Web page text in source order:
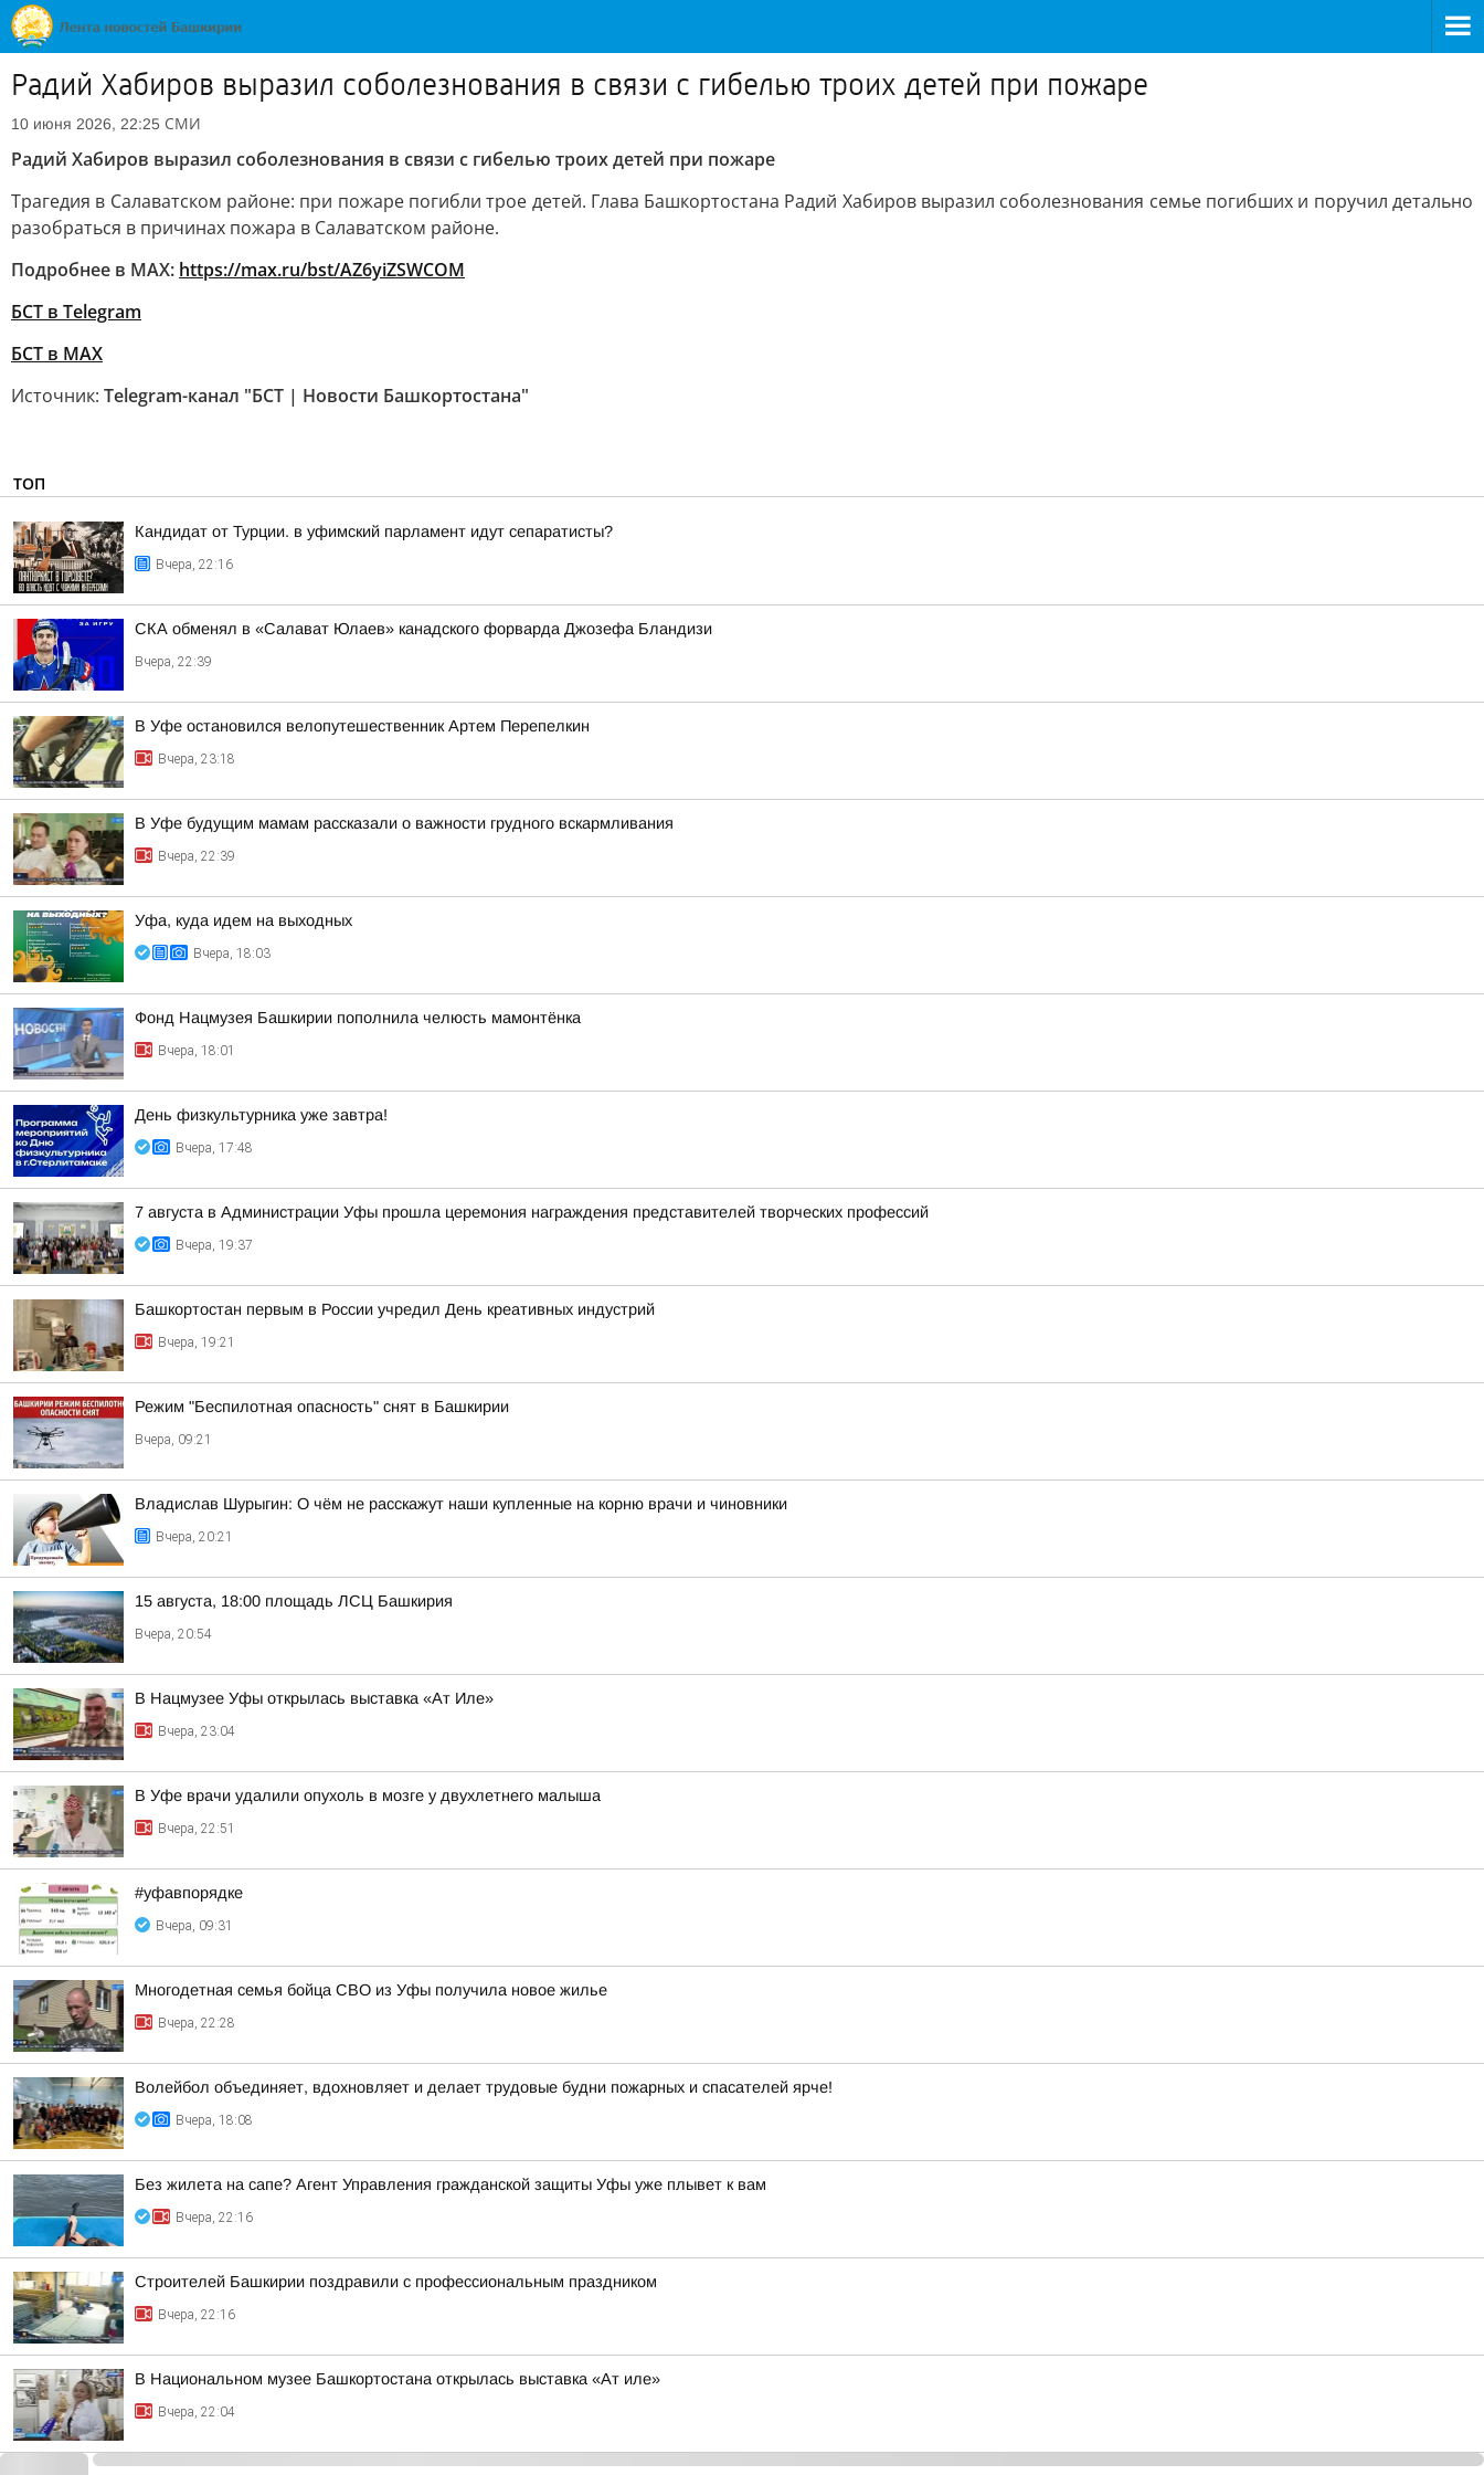
Радий Хабиров выразил соболезнования в связи с гибелью троих детей при пожаре
10 июня 2026, 22:25 СМИ
Радий Хабиров выразил соболезнования в связи с гибелью троих детей при пожаре
Трагедия в Салаватском районе: при пожаре погибли трое детей. Глава Башкортостана Радий Хабиров выразил соболезнования семье погибших и поручил детально
разобраться в причинах пожара в Салаватском районе.
Подробнее в MAX: https://max.ru/bst/AZ6yiZSWCOM
БСТ в Telegram
БСТ в МАХ
Источник: Telegram-канал "БСТ | Новости Башкортостана"
ТОП
Кандидат от Турции. в уфимский парламент идут сепаратисты?
Вчера, 22:16
СКА обменял в «Салават Юлаев» канадского форварда Джозефа Бландизи
Вчера, 22:39
В Уфе остановился велопутешественник Артем Перепелкин
Вчера, 23:18
В Уфе будущим мамам рассказали о важности грудного вскармливания
Вчера, 22:39
Уфа, куда идем на выходных
Вчера, 18:03
Фонд Нацмузея Башкирии пополнила челюсть мамонтёнка
Вчера, 18:01
День физкультурника уже завтра!
Вчера, 17:48
7 августа в Администрации Уфы прошла церемония награждения представителей творческих профессий
Вчера, 19:37
Башкортостан первым в России учредил День креативных индустрий
Вчера, 19:21
Режим "Беспилотная опасность" снят в Башкирии
Вчера, 09:21
Владислав Шурыгин: О чём не расскажут наши купленные на корню врачи и чиновники
Вчера, 20:21
15 августа, 18:00 площадь ЛСЦ Башкирия
Вчера, 20:54
В Нацмузее Уфы открылась выставка «Ат Иле»
Вчера, 23:04
В Уфе врачи удалили опухоль в мозге у двухлетнего малыша
Вчера, 22:51
#уфавпорядке
Вчера, 09:31
Многодетная семья бойца СВО из Уфы получила новое жилье
Вчера, 22:28
Волейбол объединяет, вдохновляет и делает трудовые будни пожарных и спасателей ярче!
Вчера, 18:08
Без жилета на сапе? Агент Управления гражданской защиты Уфы уже плывет к вам
Вчера, 22:16
Строителей Башкирии поздравили с профессиональным праздником
Вчера, 22:16
В Национальном музее Башкортостана открылась выставка «Ат иле»
Вчера, 22:04